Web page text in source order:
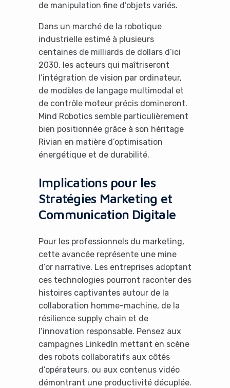
de manipulation fine d’objets variés.
Dans un marché de la robotique
industrielle estimé à plusieurs
centaines de milliards de dollars d’ici
2030, les acteurs qui maîtriseront
l’intégration de vision par ordinateur,
de modèles de langage multimodal et
de contrôle moteur précis domineront.
Mind Robotics semble particulièrement
bien positionnée grâce à son héritage
Rivian en matière d’optimisation
énergétique et de durabilité.
Implications pour les
Stratégies Marketing et
Communication Digitale
Pour les professionnels du marketing,
cette avancée représente une mine
d’or narrative. Les entreprises adoptant
ces technologies pourront raconter des
histoires captivantes autour de la
collaboration homme-machine, de la
résilience supply chain et de
l’innovation responsable. Pensez aux
campagnes LinkedIn mettant en scène
des robots collaboratifs aux côtés
d’opérateurs, ou aux contenus vidéo
démontrant une productivité décuplée.